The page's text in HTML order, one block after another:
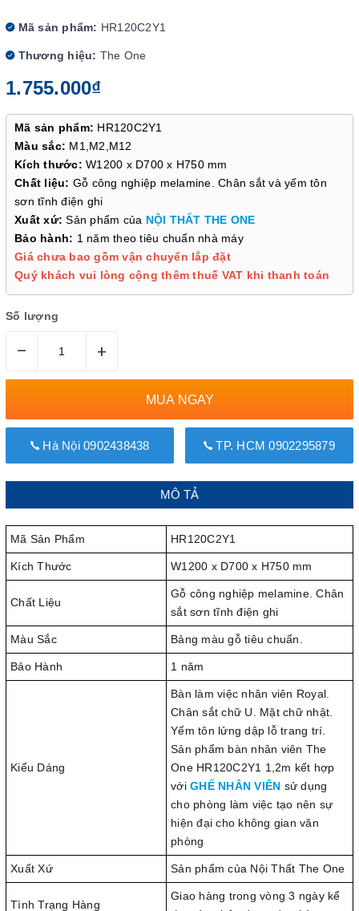
Mã sản phẩm: HR120C2Y1
Thương hiệu: The One
1.755.000₫
Mã sản phẩm: HR120C2Y1
Màu sắc: M1,M2,M12
Kích thước: W1200 x D700 x H750 mm
Chất liệu: Gỗ công nghiệp melamine. Chân sắt và yếm tôn
sơn tĩnh điện ghi
Xuất xứ: Sản phẩm của NỘI THẤT THE ONE
Bảo hành: 1 năm theo tiêu chuẩn nhà máy
Giá chưa bao gồm vận chuyển lắp đặt
Quý khách vui lòng cộng thêm thuế VAT khi thanh toán
Số lượng
– +
MUA NGAY
Hà Nội 0902438438 TP. HCM 0902295879
MÔ TẢ
Mã Sản Phẩm HR120C2Y1
Kích Thước W1200 x D700 x H750 mm
Chất Liệu
Gỗ công nghiệp melamine. Chân
sắt sơn tĩnh điện ghi
Màu Sắc Bảng màu gỗ tiêu chuẩn.
Bảo Hành 1 năm
Kiểu Dáng
Bàn làm việc nhân viên Royal.
Chân sắt chữ U. Mặt chữ nhật.
Yếm tôn lửng dập lỗ trang trí.
Sản phẩm bàn nhân viên The
One HR120C2Y1 1,2m kết hợp
với GHẾ NHÂN VIÊN sử dụng
cho phòng làm việc tạo nên sự
hiện đại cho không gian văn
phòng
Xuất Xứ Sản phẩm của Nội Thất The One
Tình Trạng Hàng
Giao hàng trong vòng 3 ngày kể